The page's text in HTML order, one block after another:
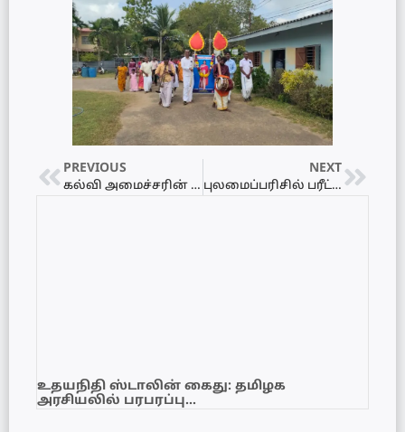
PREVIOUS
கல்வி அமைச்சரின் கல்வி சீர்திருத்த கொள்கை கூட்டத்தில் நித்திரை கொள்ளும் வடக்கு அதிகாரி
NEXT
புலமைப்பரிசில் பரீட்சை மற்றும் துரித கணிதம் போட்டியில் சாதனை படைத்த மாணவர்கள் கெளரவிப்பு நிகழ்வு
உதயநிதி ஸ்டாலின் கைது: தமிழக
அரசியலில் பரபரப்பு…